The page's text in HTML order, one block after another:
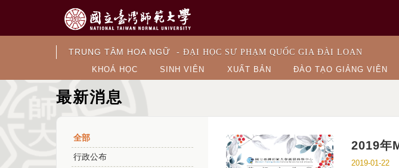
TRUNG TÂM HOA NGỮ - ĐẠI HỌC SƯ PHẠM QUỐC GIA ĐÀI LOAN
KHOÁ HỌC SINH VIÊN XUẤT BẢN ĐÀO TẠO GIẢNG VIÊN
最新消息
全部
行政公布
2019年
2019-01-22